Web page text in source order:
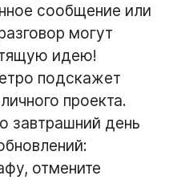
сообщение или
могут
идею!
подскажет
проекта.
завтрашний день
отмените